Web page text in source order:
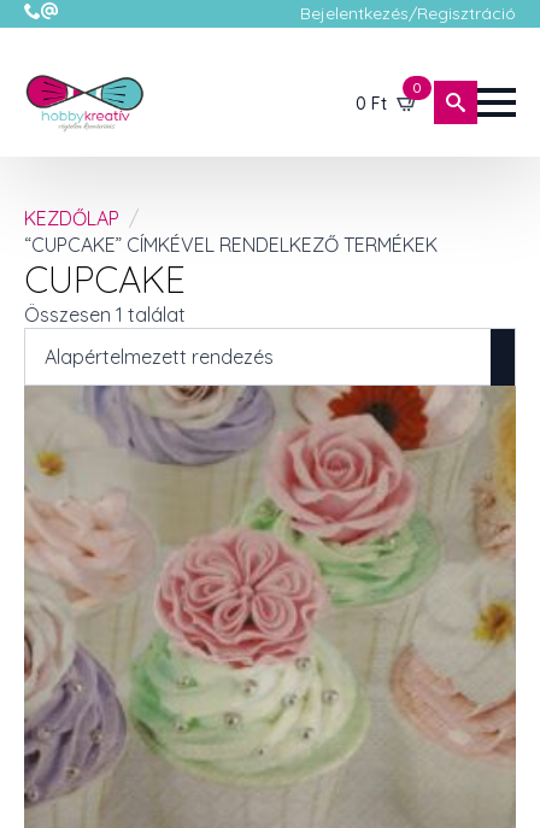
Bejelentkezés/Regisztráció
0 Ft
0
KEZDŐLAP
“CUPCAKE” CÍMKÉVEL RENDELKEZŐ TERMÉKEK
CUPCAKE
Összesen 1 találat